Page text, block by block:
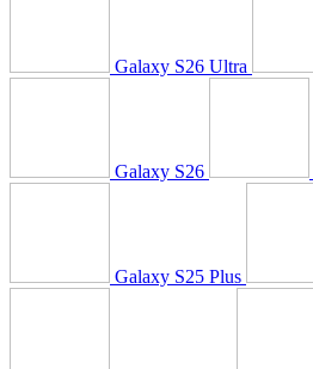
Galaxy S26 Ultra
Galaxy S26
Galaxy S25 Plus